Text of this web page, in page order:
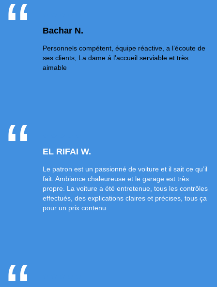
Bachar N.
Personnels compétent, équipe réactive, a l’écoute de
ses clients, La dame á l’accueil serviable et très
aimable
EL RIFAI W.
Le patron est un passionné de voiture et il sait ce qu’il
fait. Ambiance chaleureuse et le garage est très
propre. La voiture a été entretenue, tous les contrôles
effectués, des explications claires et précises, tous ça
pour un prix contenu